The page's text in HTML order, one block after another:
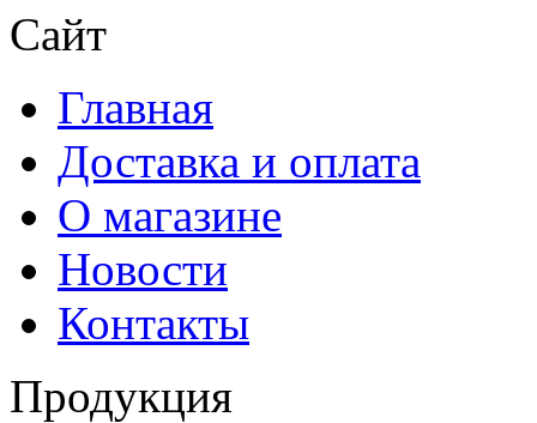
Сайт
Главная
Доставка и оплата
О магазине
Новости
Контакты
Продукция